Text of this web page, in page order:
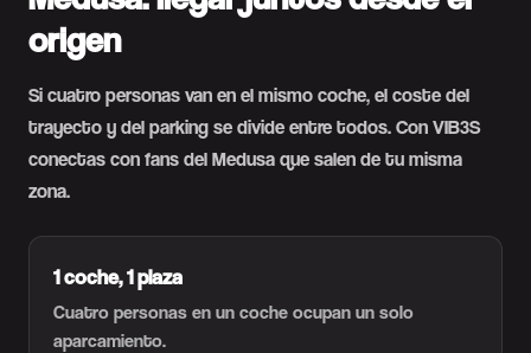
origen
Si cuatro personas van en el mismo coche, el coste del
trayecto y del parking se divide entre todos. Con VIB3S
conectas con fans del Medusa que salen de tu misma
zona.
1 coche, 1 plaza
Cuatro personas en un coche ocupan un solo
aparcamiento.